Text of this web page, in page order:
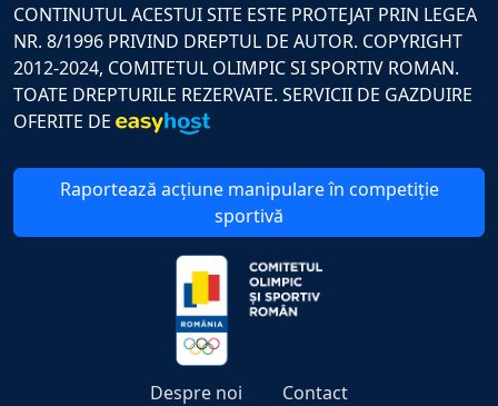
CONTINUTUL ACESTUI SITE ESTE PROTEJAT PRIN LEGEA
NR. 8/1996 PRIVIND DREPTUL DE AUTOR. COPYRIGHT
2012-2024, COMITETUL OLIMPIC SI SPORTIV ROMAN.
TOATE DREPTURILE REZERVATE. SERVICII DE GAZDUIRE
OFERITE DE
Raportează acțiune manipulare în competiție
sportivă
Despre noi Contact